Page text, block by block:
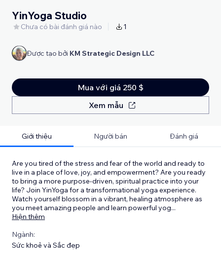
YinYoga Studio
Chưa có bài đánh giá nào 1
Được tạo bởi KM Strategic Design LLC
Mua với giá 250 $
Xem mẫu
Giới thiệu Người bán Đánh giá
Are you tired of the stress and fear of the world and ready to
live in a place of love, joy, and empowerment? Are you ready
to bring a more purpose-driven, spiritual practice into your
life? Join YinYoga for a transformational yoga experience.
Watch yourself blossom in a vibrant, healing atmosphere as
you meet amazing people and learn powerful yog...
Hiện thêm
Ngành:
Sức khoẻ và Sắc đẹp